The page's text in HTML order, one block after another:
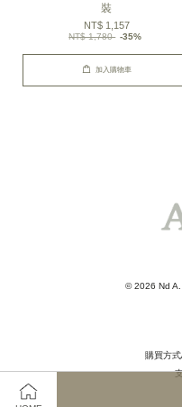
裝
NT$ 1,157
NT$ 1,780 -35%
加入購物車
© 2026 Nd
購買方